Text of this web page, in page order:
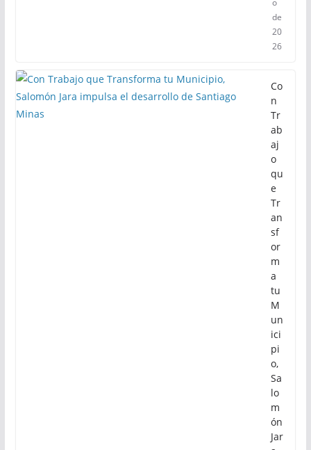
o
de
20
26
Co
n
Tr
ab
aj
o
qu
e
Tr
an
sf
or
m
a
tu
M
un
ici
pi
o,
Sa
lo
m
ón
Jar